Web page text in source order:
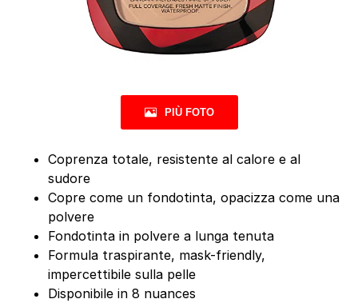
PIÙ FOTO
Coprenza totale, resistente al calore e al
sudore
Copre come un fondotinta, opacizza come una
polvere
Fondotinta in polvere a lunga tenuta
Formula traspirante, mask-friendly,
impercettibile sulla pelle
Disponibile in 8 nuances